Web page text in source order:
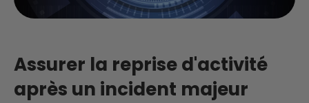
Assurer la reprise d'activité
après un incident majeur